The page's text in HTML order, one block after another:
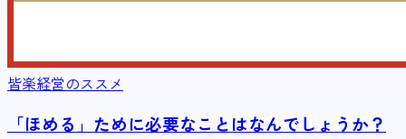
皆楽経営のススメ
「ほめる」ために必要なことはなんでしょうか？